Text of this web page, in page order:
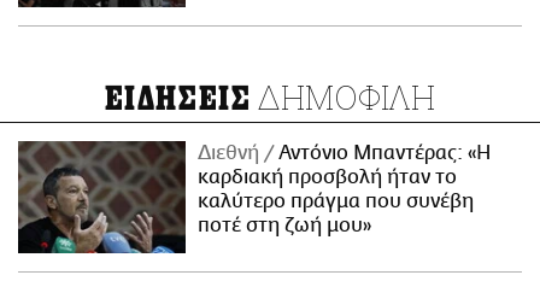
ΕΙΔΗΣΕΙΣ ΔΗΜΟΦΙΛΗ
Διεθνή
Αντόνιο Μπαντέρας: «Η
καρδιακή προσβολή ήταν το
καλύτερο πράγμα που συνέβη
ποτέ στη ζωή μου»